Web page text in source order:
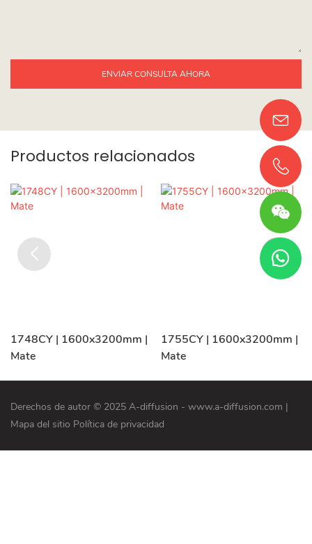
ENVIAR CONSULTA AHORA
Productos relacionados
1748CY | 1600x3200mm |
Mate
1755CY | 1600x3200mm |
Mate
Derechos de autor © 2025 A-diffusion - www.a-diffusion.com |
Mapa del sitio Política de privacidad